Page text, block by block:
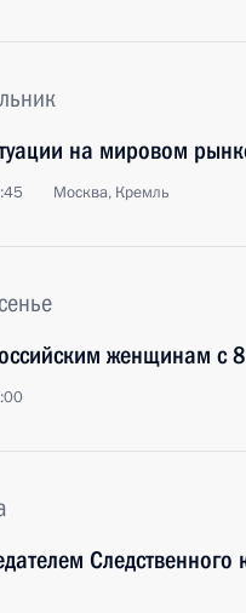
на мировом
Москва, Кремль
женщинам с